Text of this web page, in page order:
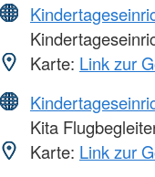
Karte: Link zur
Kita
Karte: Link zur